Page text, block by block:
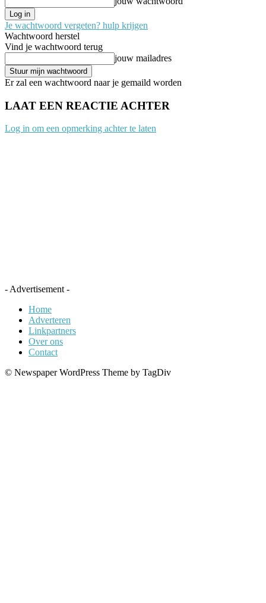
Je wachtwoord vergeten? hulp krijgen
Wachtwoord herstel
Vind je wachtwoord terug
jouw mailadres
Er zal een wachtwoord naar je gemaild worden
LAAT EEN REACTIE ACHTER
Log in om een opmerking achter te laten
- Advertisement -
Home
Adverteren
Linkpartners
Over ons
Contact
© Newspaper WordPress Theme by TagDiv